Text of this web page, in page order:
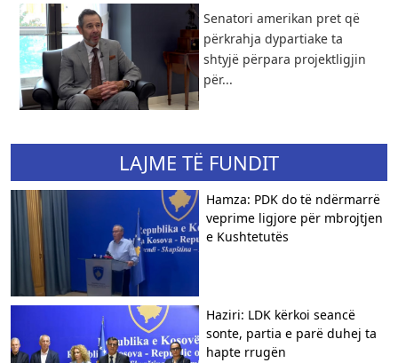
Senatori amerikan pret që
përkrahja dypartiake ta
shtyjë përpara projektligjin
për...
LAJME TË FUNDIT
Hamza: PDK do të ndërmarrë
veprime ligjore për mbrojtjen
e Kushtetutës
Haziri: LDK kërkoi seancë
sonte, partia e parë duhej ta
hapte rrugën